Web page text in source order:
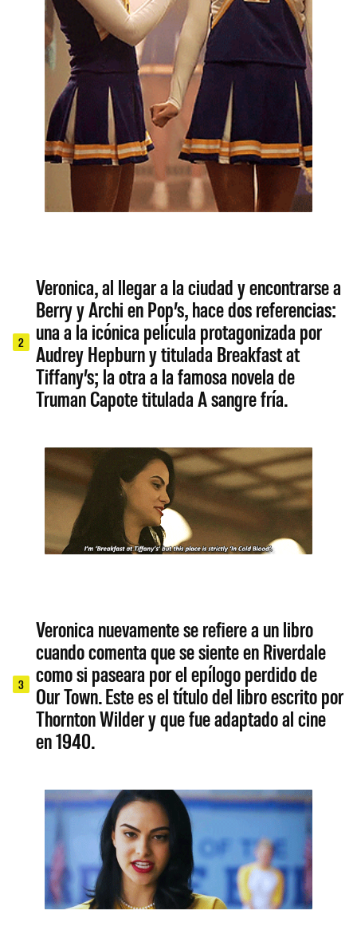
2
Veronica, al llegar a la ciudad y encontrarse a
Berry y Archi en Pop’s, hace dos referencias:
una a la icónica película protagonizada por
Audrey Hepburn y titulada Breakfast at
Tiffany’s; la otra a la famosa novela de
Truman Capote titulada A sangre fría.
3
Veronica nuevamente se refiere a un libro
cuando comenta que se siente en Riverdale
como si paseara por el epílogo perdido de
Our Town. Este es el título del libro escrito por
Thornton Wilder y que fue adaptado al cine
en 1940.